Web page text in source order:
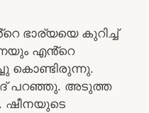
ഭാര്യയെ കുറിച്ച്
എൻ്റെ
കൊണ്ടിരുന്നു.
പറഞ്ഞു. അടുത്ത
ഷീനയുടെ